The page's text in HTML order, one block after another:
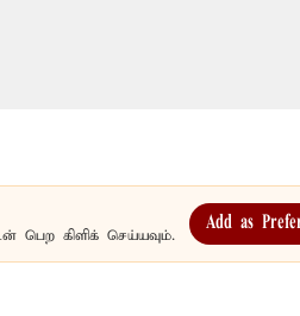
பெற கிளிக் செய்யவும்.
Add as